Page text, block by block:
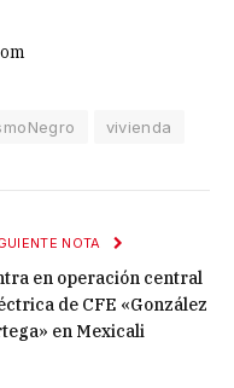
vivienda
NOTA
en operación central
de CFE «González
en Mexicali